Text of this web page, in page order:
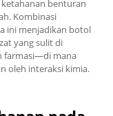
benturan
Kombinasi
ini menjadikan botol
yang sulit di
farmasi—di mana
oleh interaksi kimia.